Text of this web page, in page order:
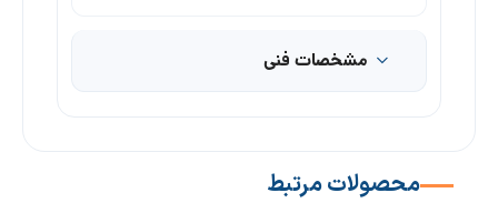
مشخصات فنی
محصولات مرتبط